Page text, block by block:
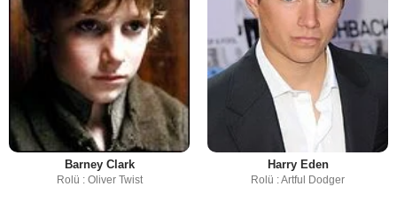
Barney Clark
Rolü : Oliver Twist
Harry Eden
Rolü : Artful Dodger